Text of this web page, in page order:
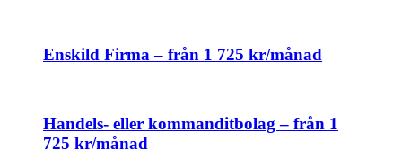
Enskild Firma – från 1 725 kr/månad
Handels- eller kommanditbolag – från 1
725 kr/månad